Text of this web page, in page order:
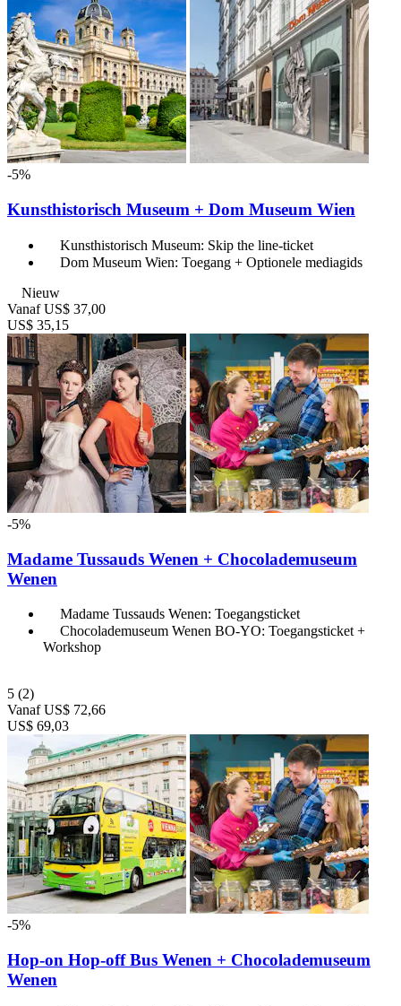
-5%
Kunsthistorisch Museum + Dom Museum Wien
Kunsthistorisch Museum: Skip the line-ticket
Dom Museum Wien: Toegang + Optionele mediagids
Nieuw
Vanaf US$ 37,00
US$ 35,15
-5%
Madame Tussauds Wenen + Chocolademuseum
Wenen
Madame Tussauds Wenen: Toegangsticket
Chocolademuseum Wenen BO-YO: Toegangsticket +
Workshop
5 (2)
Vanaf US$ 72,66
US$ 69,03
-5%
Hop-on Hop-off Bus Wenen + Chocolademuseum
Wenen